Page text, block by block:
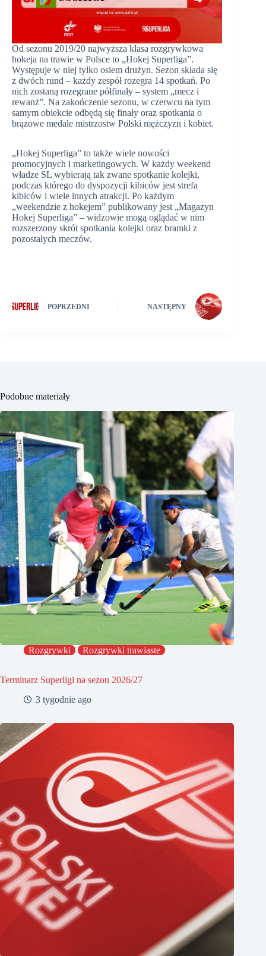
Od sezonu 2019/20 najwyższa klasa rozgrywkowa
hokeja na trawie w Polsce to „Hokej Superliga”.
Występuje w niej tylko osiem drużyn. Sezon składa się
z dwóch rund – każdy zespół rozegra 14 spotkań. Po
nich zostaną rozegrane półfinały – system „mecz i
rewanż”. Na zakończenie sezonu, w czerwcu na tym
samym obiekcie odbędą się finały oraz spotkania o
brązowe medale mistrzostw Polski mężczyzn i kobiet.
„Hokej Superliga” to także wiele nowości
promocyjnych i marketingowych. W każdy weekend
władze SL wybierają tak zwane spotkanie kolejki,
podczas którego do dyspozycji kibiców jest strefa
kibiców i wiele innych atrakcji. Po każdym
„weekendzie z hokejem” publikowany jest „Magazyn
Hokej Superliga” – widzowie mogą oglądać w nim
rozszerzony skrót spotkania kolejki oraz bramki z
pozostałych meczów.
POPRZEDNI NASTĘPNY
Podobne materiały
Rozgrywki Rozgrywki trawiaste
Terminarz Superligi na sezon 2026/27
3 tygodnie ago